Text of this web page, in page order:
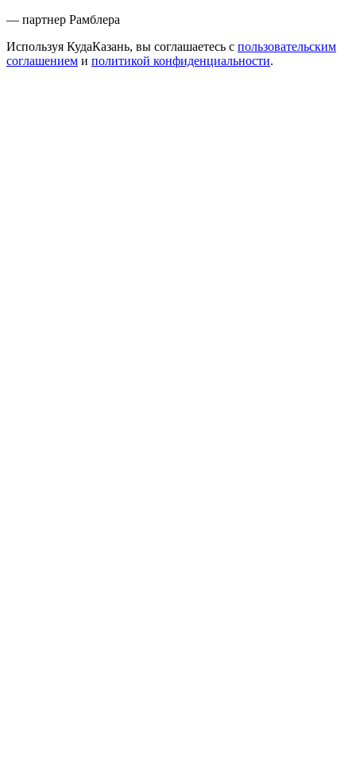
— партнер Рамблера
Используя КудаКазань, вы соглашаетесь с пользовательским
соглашением и политикой конфиденциальности.